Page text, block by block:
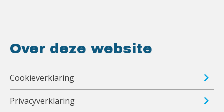
Over deze website
Cookieverklaring
Privacyverklaring